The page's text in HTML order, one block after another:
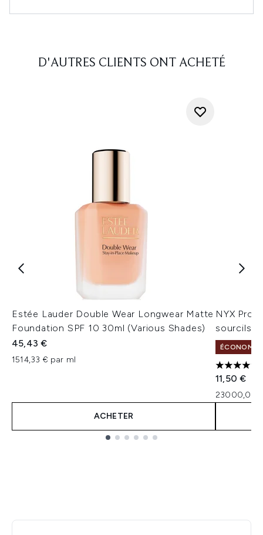
D'AUTRES CLIENTS ONT ACHETÉ
Estée Lauder Double Wear Longwear Matte
Foundation SPF 10 30ml (Various Shades)
45,43 €
1514,33 € par ml
ACHETER
NYX
sourcils
4.5 étoiles
11,50 €
23000,00